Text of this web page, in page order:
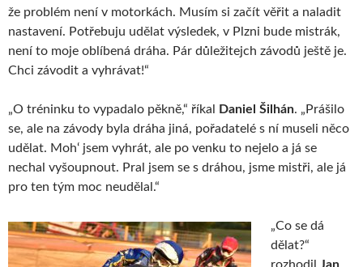
že problém není v motorkách. Musím si začít věřit a naladit
nastavení. Potřebuju udělat výsledek, v Plzni bude mistrák,
není to moje oblíbená dráha. Pár důležitejch závodů ještě je.
Chci závodit a vyhrávat!“
„O tréninku to vypadalo pěkně,“ říkal Daniel Šilhán. „Prášilo
se, ale na závody byla dráha jiná, pořadatelé s ní museli něco
udělat. Moh‘ jsem vyhrát, ale po venku to nejelo a já se
nechal vyšoupnout. Pral jsem se s dráhou, jsme mistři, ale já
pro ten tým moc neudělal.“
„Co se dá
dělat?“